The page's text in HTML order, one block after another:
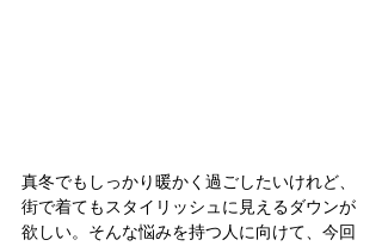
真冬でもしっかり暖かく過ごしたいけれど、
街で着てもスタイリッシュに見えるダウンが
欲しい。そんな悩みを持つ人に向けて、今回